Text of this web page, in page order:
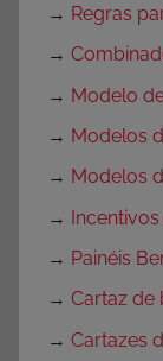
→ Regras
→
→ Modelo
→ Modelos
→ Modelos
→
→ Painéis
→ Cartaz de
→ Cartazes